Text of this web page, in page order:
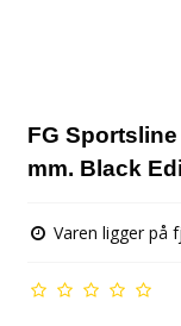
FG
mm. Black
Varen ligger på